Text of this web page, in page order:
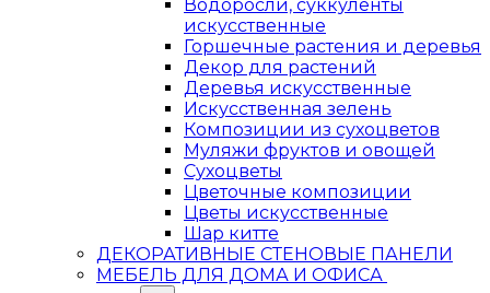
Водоросли, суккуленты
искусственные
Горшечные растения и деревья
Декор для растений
Деревья искусственные
Искусственная зелень
Композиции из сухоцветов
Муляжи фруктов и овощей
Сухоцветы
Цветочные композиции
Цветы искусственные
Шар китте
ДЕКОРАТИВНЫЕ СТЕНОВЫЕ ПАНЕЛИ
МЕБЕЛЬ ДЛЯ ДОМА И ОФИСА